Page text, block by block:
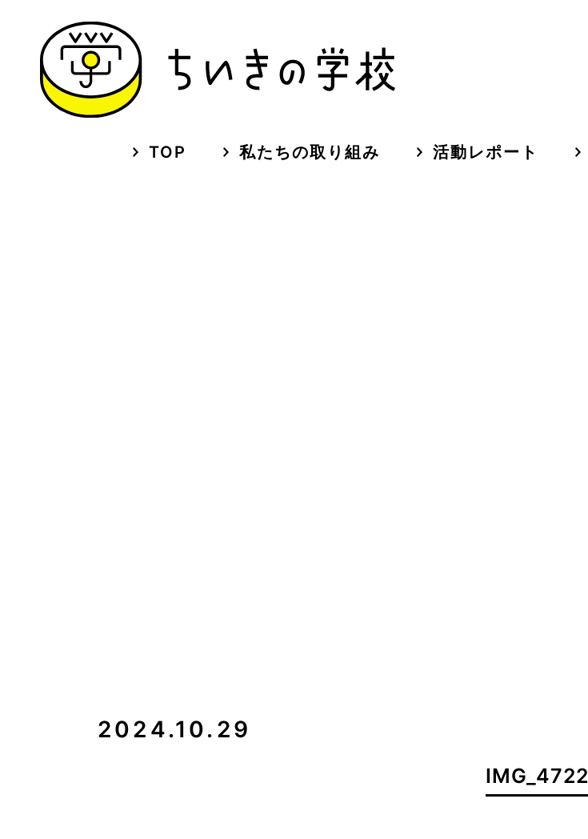
TOP 私たちの取り組み 活動レポート
2024.10.29
IMG_4722